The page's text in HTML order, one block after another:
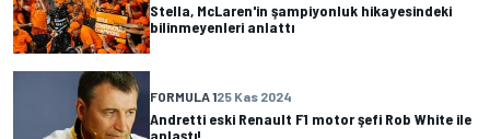
Stella, McLaren'in şampiyonluk hikayesindeki
bilinmeyenleri anlattı
FORMULA 125 Kas 2024
Andretti eski Renault F1 motor şefi Rob White ile